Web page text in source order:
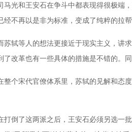
光和王安石在争斗中都表现得很极端，
经不再以是非为标准，变成了纯粹的拉帮
轼等人的想法更接近于现实主义，讲求
了改革也有一些具体的措施是不错的。
个宋代官僚体系里，苏轼的见解和态度
倒了这两派之后，王安石必须另选一批